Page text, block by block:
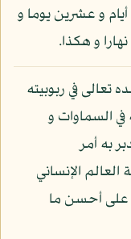
و عشرين يوما و
و هكذا.
في ربوبيته
في السماوات و
به أمر
الإنساني
على أحسن ما